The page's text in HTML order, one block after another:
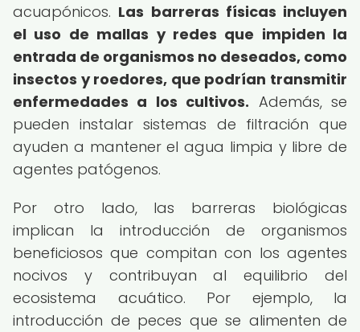
acuapónicos. Las barreras físicas incluyen
el uso de mallas y redes que impiden la
entrada de organismos no deseados, como
insectos y roedores, que podrían transmitir
enfermedades a los cultivos. Además, se
pueden instalar sistemas de filtración que
ayuden a mantener el agua limpia y libre de
agentes patógenos.
Por otro lado, las barreras biológicas
implican la introducción de organismos
beneficiosos que compitan con los agentes
nocivos y contribuyan al equilibrio del
ecosistema acuático. Por ejemplo, la
introducción de peces que se alimenten de